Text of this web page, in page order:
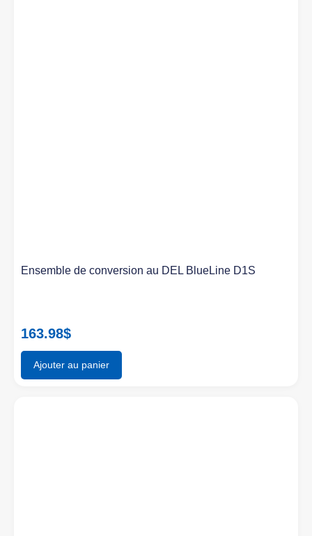
Ensemble de conversion au DEL BlueLine D1S
163.98$
Ajouter au panier